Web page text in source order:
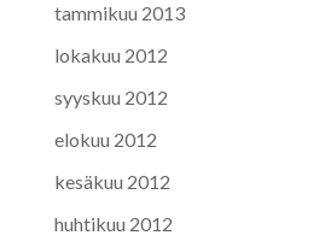
tammikuu 2013
lokakuu 2012
syyskuu 2012
elokuu 2012
kesäkuu 2012
huhtikuu 2012